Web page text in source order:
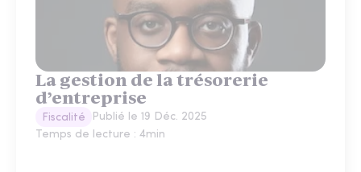
La gestion de la trésorerie
d’entreprise
Fiscalité Publié le 19 Déc. 2025
Temps de lecture : 4min